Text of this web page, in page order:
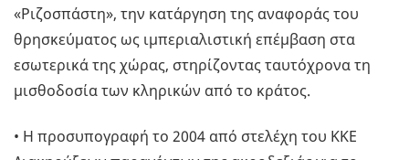
«Ριζοσπάστη», την κατάργηση της αναφοράς του
θρησκεύματος ως ιμπεριαλιστική επέμβαση στα
εσωτερικά της χώρας, στηρίζοντας ταυτόχρονα τη
μισθοδοσία των κληρικών από το κράτος.
• Η προσυπογραφή το 2004 από στελέχη του ΚΚΕ